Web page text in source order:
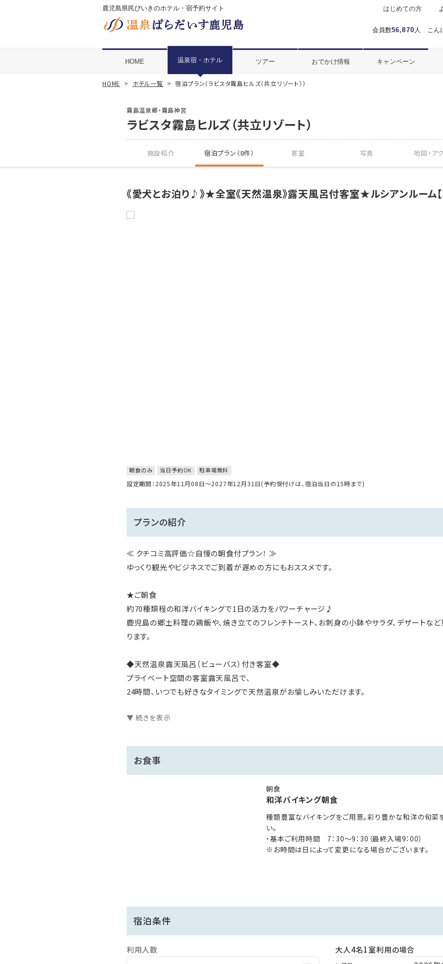
鹿児島県民びいきのホテル・宿予約サイト
会員数56,870 人 こん
はじめての方
HOME 温泉宿・ホテル ツアー おでかけ情報 キャンペーン
HOME ホテル一覧 宿泊プラン（ラビスタ霧島ヒルズ（共立リゾート））
霧島温泉郷・霧島神宮
ラビスタ霧島ヒルズ（共立リゾート）
施設紹介 宿泊プラン（8件） 客室 写真 地図・ ア
《愛犬とお泊り♪》★全室《天然温泉》露天風呂付客室★ルシアンルーム【
朝食のみ 当日予約OK 駐車場無料
設定期間：2025年11月08日～2027年12月31日(予約受付けは、宿泊当日の15時まで)
プランの紹介
≪ クチコミ高評価☆自慢の朝食付プラン！ ≫
ゆっくり観光やビジネスでご到着が遅めの方にもおススメです。
★ご朝食
約70種類程の和洋バイキングで1日の活力をパワーチャージ♪
鹿児島の郷土料理の鶏飯や、焼き立てのフレンチトースト、お刺身の小鉢やサラダ、デザートな
ります。
◆天然温泉露天風呂（ビューバス）付き客室◆
プライベート空間の客室露天風呂で、
24時間、いつでも好きなタイミングで天然温泉がお愉しみいただけます。
◇◆◇◆館内のご案内◇◆◇◆
桜島を一望する絶好のロケーション。
南国の空と桜島とが織りなす眺望とともに過ごす非日常をお愉しみください。
【お食事】
◆朝食
▼ 続きを表示
お食事
朝食
和洋バイキング朝食
種類豊富なバイキングをご用意。彩り豊かな和洋の旬
い。
・基本ご利用時間 7：30～9：30（最終入場9：00）
※お時間は日によって変更になる場合がございます。
宿泊条件
利用人数
大人4名1室利用の場合